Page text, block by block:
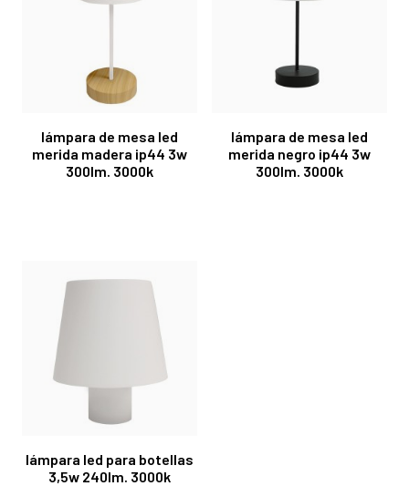
lámpara de mesa led
merida madera ip44 3w
300lm. 3000k
lámpara de mesa led
merida negro ip44 3w
300lm. 3000k
lámpara led para botellas
3,5w 240lm. 3000k